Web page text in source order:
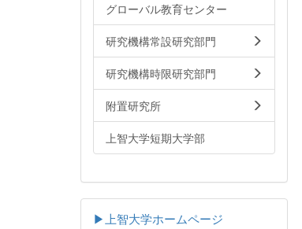
グローバル教育センター
研究機構常設研究部門
研究機構時限研究部門
附置研究所
上智大学短期大学部
▶上智大学ホームページ